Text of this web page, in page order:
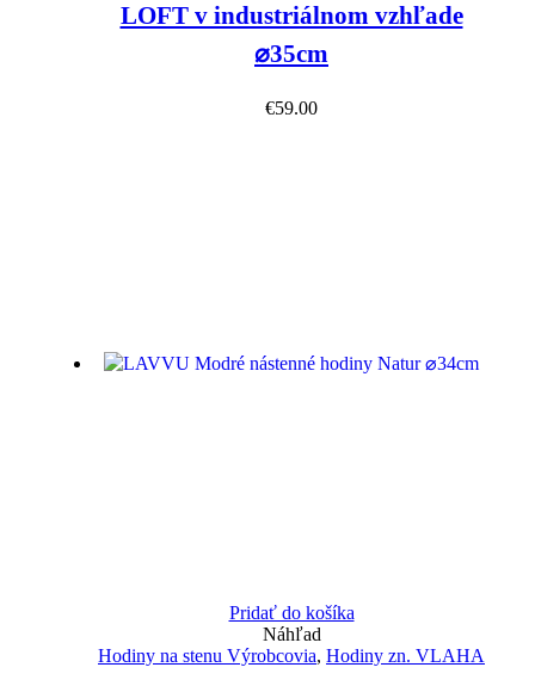
LOFT v industriálnom vzhľade
⌀35cm
€59.00
Pridať do košíka
Náhľad
Hodiny na stenu Výrobcovia, Hodiny zn. VLAHA